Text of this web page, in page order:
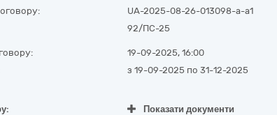
UA-2025-08-26-013098-a-a1
92/ПС-25
19-09-2025, 16:00
з 19-09-2025 по 31-12-2025
Показати документи